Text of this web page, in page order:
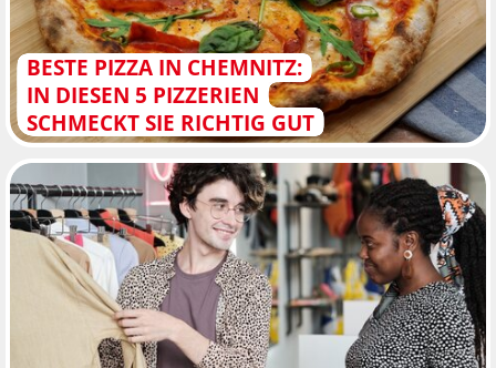
BESTE PIZZA IN CHEMNITZ:
IN DIESEN 5 PIZZERIEN
SCHMECKT SIE RICHTIG GUT